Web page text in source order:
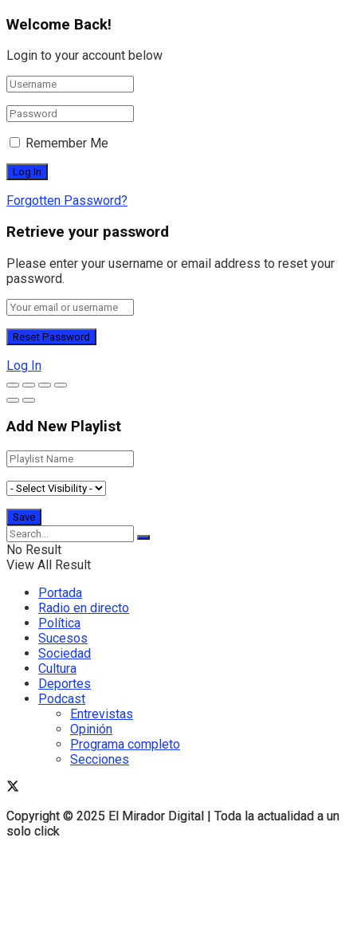
Copyright © 2025 El Mirador Digital | Toda la actualidad a un
solo click
Welcome Back!
Login to your account below
Remember Me
Forgotten Password?
Retrieve your password
Please enter your username or email address to reset your
password.
Log In
Add New Playlist
No Result
View All Result
Portada
Radio en directo
Política
Sucesos
Sociedad
Cultura
Deportes
Podcast
Entrevistas
Opinión
Programa completo
Secciones
Copyright © 2025 El Mirador Digital | Toda la actualidad a un
solo click